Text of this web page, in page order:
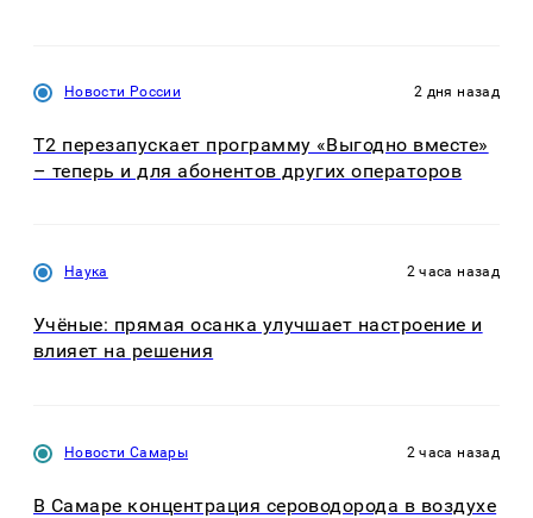
Новости России 2 дня назад
Т2 перезапускает программу «Выгодно вместе»
– теперь и для абонентов других операторов
Наука 2 часа назад
Учёные: прямая осанка улучшает настроение и
влияет на решения
Новости Самары 2 часа назад
В Самаре концентрация сероводорода в воздухе